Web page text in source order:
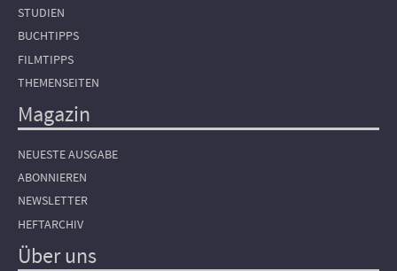
STUDIEN
BUCHTIPPS
FILMTIPPS
THEMENSEITEN
Magazin
NEUESTE AUSGABE
ABONNIEREN
NEWSLETTER
HEFTARCHIV
Über uns